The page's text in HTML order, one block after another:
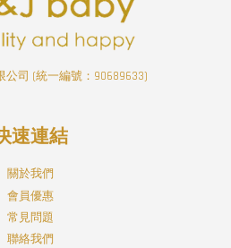
公司 (統一編號：90689633)
速連結
關於我們
會員優惠
常見問題
聯絡我們